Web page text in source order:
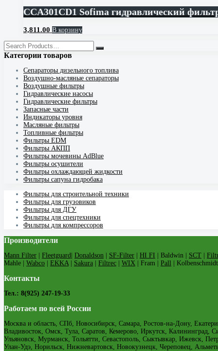
CCA301CD1 Sofima гидравлический
3,811.00 В корзину
Категории товаров
Cепараторы дизельного топлива
Воздушно-масляные сепараторы
Воздушные фильтры
Гидравлические насосы
Гидравлические фильтры
Запасные части
Индикаторы уровня
Масляные фильтры
Топливные фильтры
Фильтры EDM
Фильтры АКПП
Фильтры мочевины AdBlue
Фильтры осушители
Фильтры охлаждающей жидкости
Фильтры сапуна гидробака
Фильтры для строительной техники
Фильтры для грузовиков
Фильтры для ДГУ
Фильтры для спецтехники
Фильтры для компрессоров
Производители
Mann Filter Fleetguard Donaldson SF-Filter HI FI | Baldwin | SCT
Mahle | Wabco EKKA Sakura Filtrec WIX | Fram | Pall |
Контакты
Тел.: 8(925) 247-19-33
Работаем по всей России
Москва и область, СПб, Новосибирск, Самара, Ростов-на-Дону,
Владивосток, Омск, Тула, Саратов, Кемерово, Иркутск, Калининград,
Ульяновск, Мурманск, Тольятти, Севастополь, Сыктывкар, Ижевск,
Улан-Удэ, Норильск, Нижневартовск, Новокузнецк, Череповец,